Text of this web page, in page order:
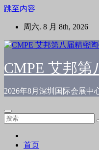
跳至内容
周六. 8 月 8th, 2026
CMPE 艾邦
2026年8月深圳国际会展中
首页